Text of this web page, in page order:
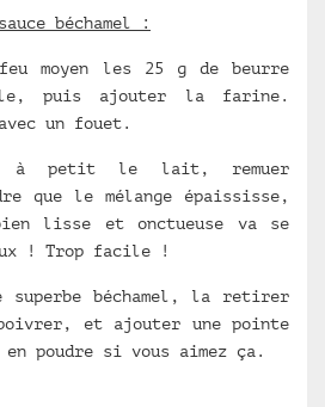
béchamel :
moyen les 25 g de beurre
puis ajouter la farine.
un fouet.
à petit le lait, remuer
que le mélange épaississe,
lisse et onctueuse va se
! Trop facile !
superbe béchamel, la retirer
et ajouter une pointe
en poudre si vous aimez ça.